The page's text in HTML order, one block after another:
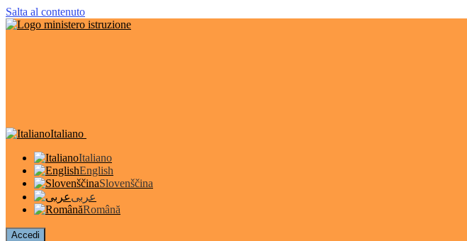
Salta al contenuto
Italiano
Italiano
English
Slovenščina
عربى
Română
Accedi